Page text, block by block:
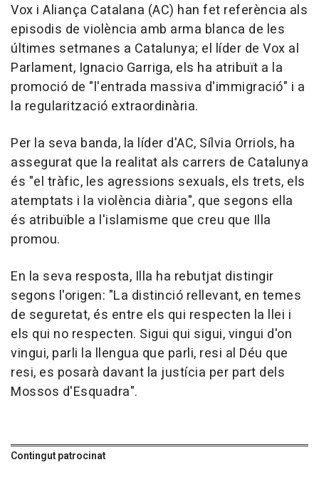
Vox i Aliança Catalana (AC) han fet referència als
episodis de violència amb arma blanca de les
últimes setmanes a Catalunya; el líder de Vox al
Parlament, Ignacio Garriga, els ha atribuït a la
promoció de "l'entrada massiva d'immigració" i a
la regularització extraordinària.
Per la seva banda, la líder d'AC, Sílvia Orriols, ha
assegurat que la realitat als carrers de Catalunya
és "el tràfic, les agressions sexuals, els trets, els
atemptats i la violència diària", que segons ella
és atribuïble a l'islamisme que creu que Illa
promou.
En la seva resposta, Illa ha rebutjat distingir
segons l'origen: "La distinció rellevant, en temes
de seguretat, és entre els qui respecten la llei i
els qui no respecten. Sigui qui sigui, vingui d'on
vingui, parli la llengua que parli, resi al Déu que
resi, es posarà davant la justícia per part dels
Mossos d'Esquadra".
Contingut patrocinat